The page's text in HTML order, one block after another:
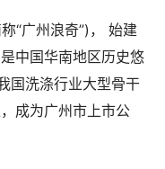
“广州浪奇”)， 始建
中国华南地区历史悠
国洗涤行业大型骨干
成为广州市上市公